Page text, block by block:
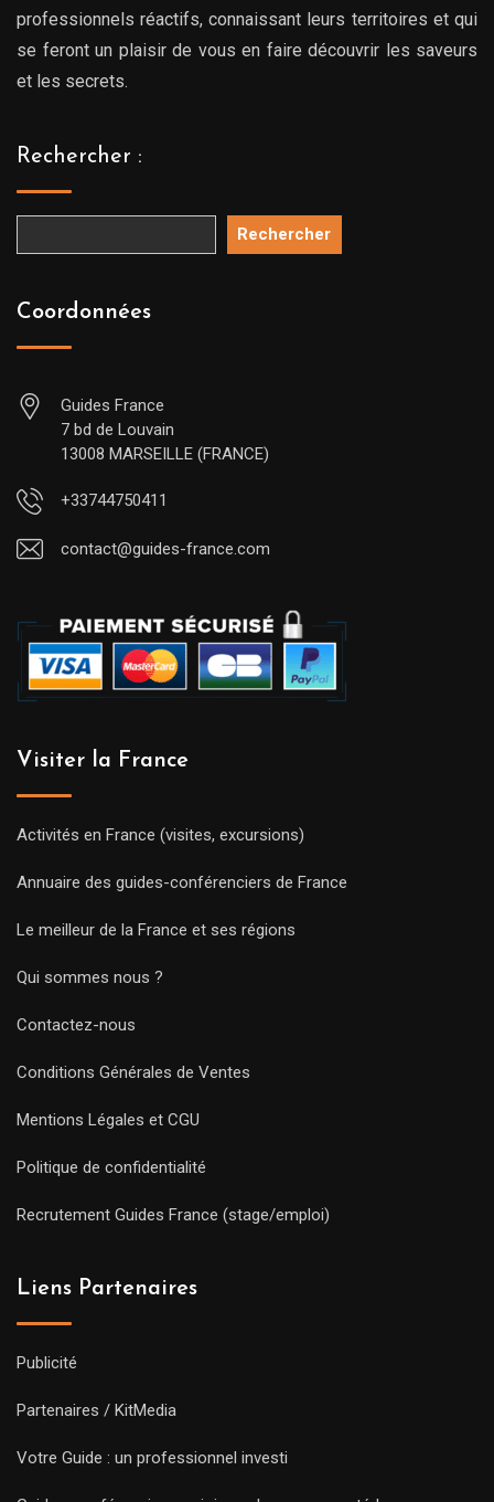
professionnels réactifs, connaissant leurs territoires et qui
se feront un plaisir de vous en faire découvrir les saveurs
et les secrets.
Rechercher :
Rechercher
Coordonnées
Guides France
7 bd de Louvain
13008 MARSEILLE (FRANCE)
+33744750411
contact@guides-france.com
Visiter la France
Activités en France (visites, excursions)
Annuaire des guides-conférenciers de France
Le meilleur de la France et ses régions
Qui sommes nous ?
Contactez-nous
Conditions Générales de Ventes
Mentions Légales et CGU
Politique de confidentialité
Recrutement Guides France (stage/emploi)
Liens Partenaires
Publicité
Partenaires / KitMedia
Votre Guide : un professionnel investi